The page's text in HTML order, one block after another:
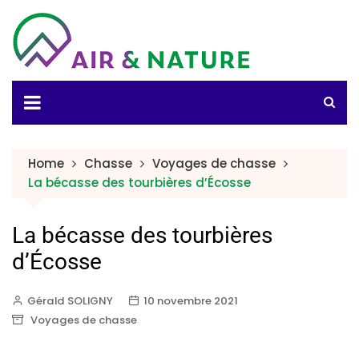
Home Chasse
Voyages de chasse
La bécasse des tourbières d’Écosse
La bécasse des tourbières
d’Écosse
Gérald SOLIGNY
10 novembre 2021
Voyages de chasse